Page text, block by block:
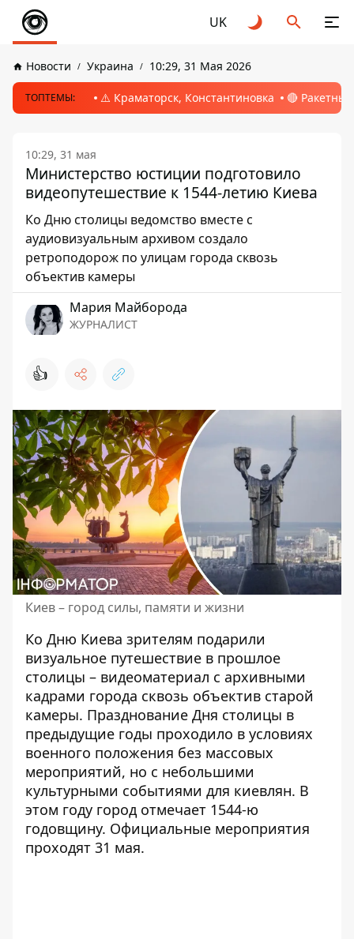
UK
Новости Украина 10:29, 31 Мая 2026
ТОПТЕМЫ: ⚠️ Краматорск, Константиновка 🔴
10:29, 31 мая
Министерство юстиции подготовило
видеопутешествие к 1544-летию Киева
Ко Дню столицы ведомство вместе с
аудиовизуальным архивом создало
ретроподорож по улицам города сквозь
объектив камеры
Мария Майборода
ЖУРНАЛИСТ
👍
Киев – город силы, памяти и жизни
Ко Дню Киева зрителям подарили
визуальное путешествие в прошлое
столицы – видеоматериал с архивными
кадрами города сквозь объектив старой
камеры. Празднование Дня столицы в
предыдущие годы проходило в условиях
военного положения без массовых
мероприятий, но с небольшими
культурными событиями для киевлян. В
этом году город отмечает 1544-ю
годовщину. Официальные мероприятия
проходят 31 мая.